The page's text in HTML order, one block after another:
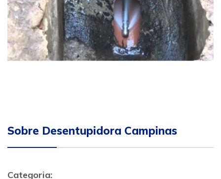
Sobre Desentupidora Campinas
Categoria: